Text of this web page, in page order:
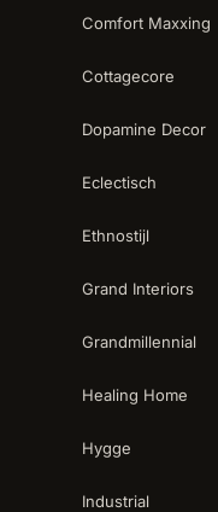
Comfort Maxxing
Cottagecore
Dopamine Decor
Eclectisch
Ethnostijl
Grand Interiors
Grandmillennial
Healing Home
Hygge
Industrial